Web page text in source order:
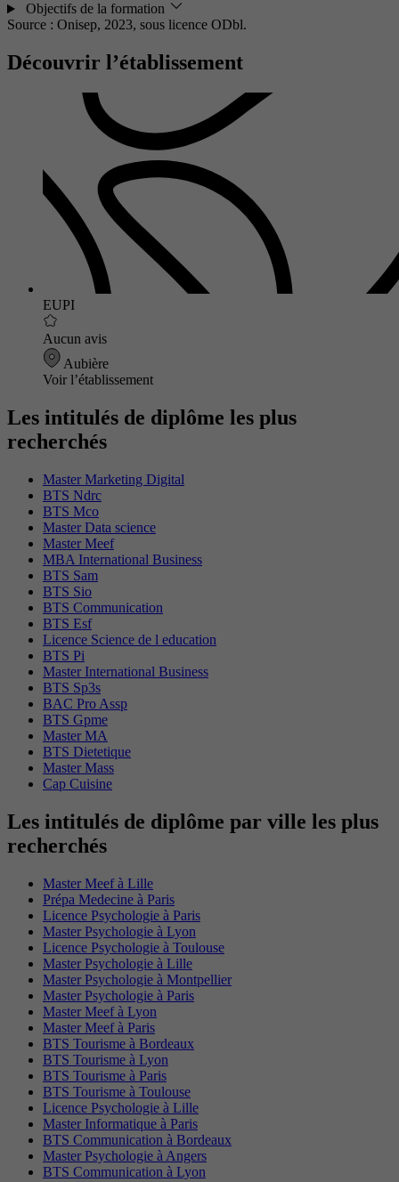
Objectifs de la formation
Source : Onisep, 2023, sous licence ODbl.
Découvrir l’établissement
EUPI
Aucun avis
Aubière
Voir l’établissement
Les intitulés de diplôme les plus
recherchés
Master Marketing Digital
BTS Ndrc
BTS Mco
Master Data science
Master Meef
MBA International Business
BTS Sam
BTS Sio
BTS Communication
BTS Esf
Licence Science de l education
BTS Pi
Master International Business
BTS Sp3s
BAC Pro Assp
BTS Gpme
Master MA
BTS Dietetique
Master Mass
Cap Cuisine
Les intitulés de diplôme par ville les plus
recherchés
Master Meef à Lille
Prépa Medecine à Paris
Licence Psychologie à Paris
Master Psychologie à Lyon
Licence Psychologie à Toulouse
Master Psychologie à Lille
Master Psychologie à Montpellier
Master Psychologie à Paris
Master Meef à Lyon
Master Meef à Paris
BTS Tourisme à Bordeaux
BTS Tourisme à Lyon
BTS Tourisme à Paris
BTS Tourisme à Toulouse
Licence Psychologie à Lille
Master Informatique à Paris
BTS Communication à Bordeaux
Master Psychologie à Angers
BTS Communication à Lyon